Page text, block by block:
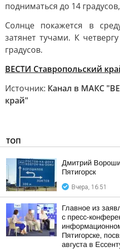
подниматься до 14
Солнце покажется в
затянет тучами. К
градусов.
ВЕСТИ Ставропольский
Источник: Канал в МАКС
край"
ТОП
Дмитрий
Пятигорск
Вчера, 16:51
Главное из
с пресс-
Пятигорске,
августа в